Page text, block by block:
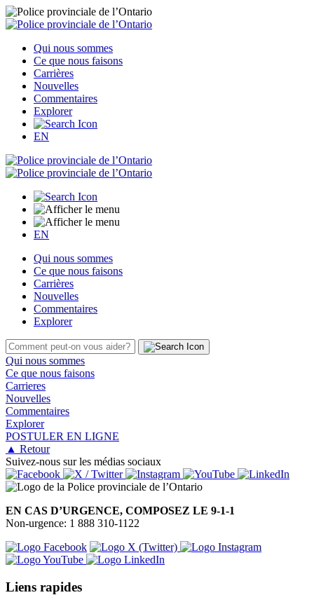
Qui nous sommes
Ce que nous faisons
Carrières
Nouvelles
Commentaires
Explorer
EN
EN
Qui nous sommes
Ce que nous faisons
Carrières
Nouvelles
Commentaires
Explorer
Qui nous sommes
Ce que nous faisons
Carrieres
Nouvelles
Commentaires
Explorer
POSTULER EN LIGNE
▲ Retour
Suivez-nous sur les médias sociaux
EN CAS D’URGENCE, COMPOSEZ LE 9-1-1
Non-urgence: 1 888 310-1122
Liens rapides